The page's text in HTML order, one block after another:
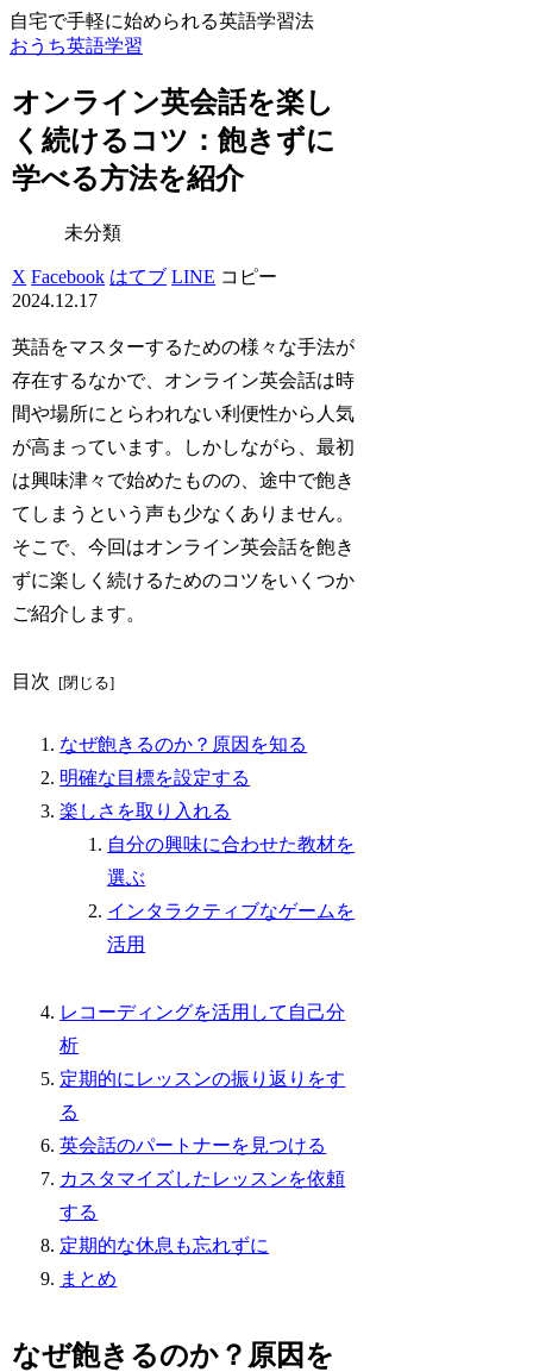
自宅で手軽に始められる英語学習法
おうち英語学習
オンライン英会話を楽し
く続けるコツ：飽きずに
学べる方法を紹介
未分類
X Facebook はてブ LINE コピー
2024.12.17
英語をマスターするための様々な手法が
存在するなかで、オンライン英会話は時
間や場所にとらわれない利便性から人気
が高まっています。しかしながら、最初
は興味津々で始めたものの、途中で飽き
てしまうという声も少なくありません。
そこで、今回はオンライン英会話を飽き
ずに楽しく続けるためのコツをいくつか
ご紹介します。
目次
なぜ飽きるのか？原因を知る
明確な目標を設定する
楽しさを取り入れる
自分の興味に合わせた教材を
選ぶ
インタラクティブなゲームを
活用
レコーディングを活用して自己分
析
定期的にレッスンの振り返りをす
る
英会話のパートナーを見つける
カスタマイズしたレッスンを依頼
する
定期的な休息も忘れずに
まとめ
なぜ飽きるのか？原因を